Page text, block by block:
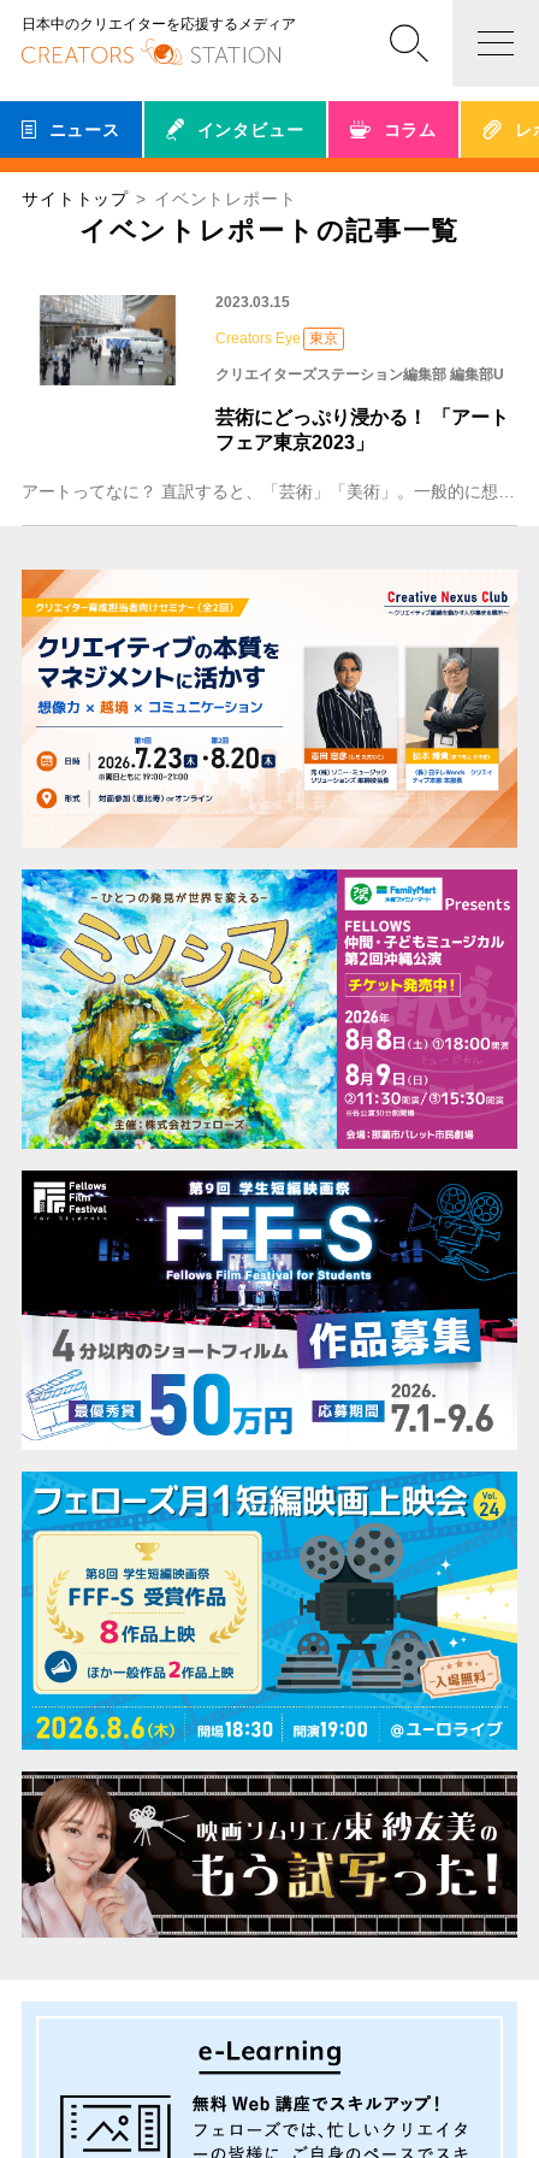
日本中のクリエイターを応援するメディア
ニュース インタビュー コラム レ
サイトトップ イベントレポート
イベントレポートの記事一覧
2023.03.15
Creators Eye 東京
クリエイターズステーション編集部 編集部U
芸術にどっぷり浸かる！ 「アート
フェア東京2023」